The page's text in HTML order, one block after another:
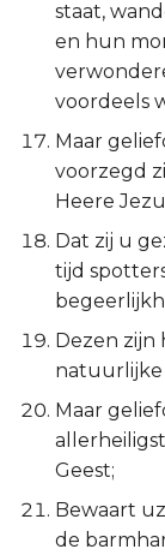
staat,
en hun
voordeels
Maar
voorzegd
Heere
Dat zij u
tijd
Dezen zijn
natuurlijke
Maar
Geest;
Bewaart
de